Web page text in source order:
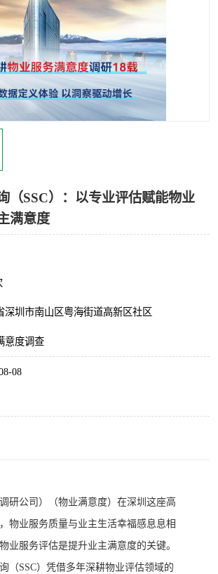
（SSC）：以专业评估赋能物业
满意度
深圳市南山区粤海街道高新区社区
意度调查
08
调研公司）（物业满意度）在深圳这座高
物业服务质量与业主生活幸福感息息相
业服务评估是提升业主满意度的关键。
（SSC）凭借多年深耕物业评估领域的
汽车行业满意度